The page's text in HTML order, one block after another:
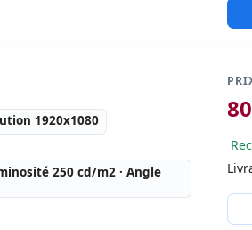
1920x1080
250 cd/m2 · Angle
80